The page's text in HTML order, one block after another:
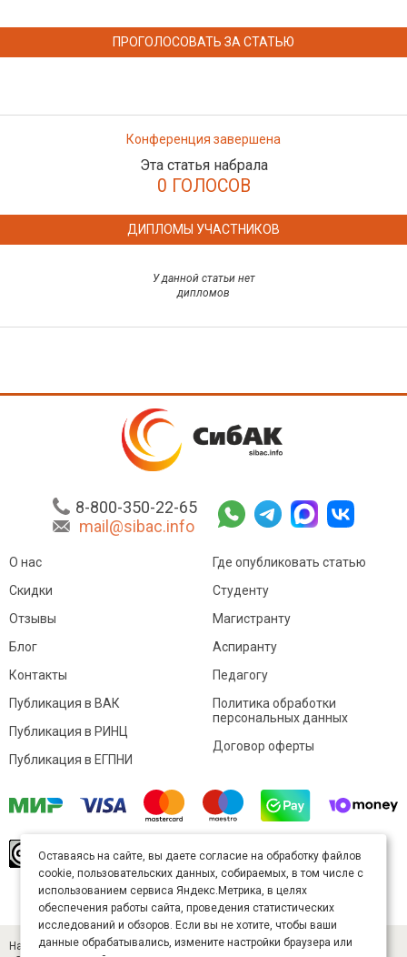
ПРОГОЛОСОВАТЬ ЗА СТАТЬЮ
Конференция завершена
Эта статья набрала
0 ГОЛОСОВ
ДИПЛОМЫ УЧАСТНИКОВ
У данной статьи нет
дипломов
8-800-350-22-65
mail@sibac.info
О нас
Скидки
Отзывы
Блог
Контакты
Где опубликовать статью
Студенту
Магистранту
Аспиранту
Педагогу
Публикация в ВАК
Публикация в РИНЦ
Публикация в ЕГПНИ
Политика обработки
персональных данных
Договор оферты
произведение доступно полицензии Creative
Commons «Attribution» («Атрибуция») 4.0
Непортированная.
Карта сайта
Научный журнал «Студенческий» (ISSN 2541-9412). Издатель — ООО
Оставаясь на сайте, вы даете согласие на обработку файлов
cookie, пользовательских данных, собираемых, в том числе с
использованием сервиса Яндекс.Метрика, в целях
обеспечения работы сайта, проведения статистических
исследований и обзоров. Если вы не хотите, чтобы ваши
данные обрабатывались, измените настройки браузера или